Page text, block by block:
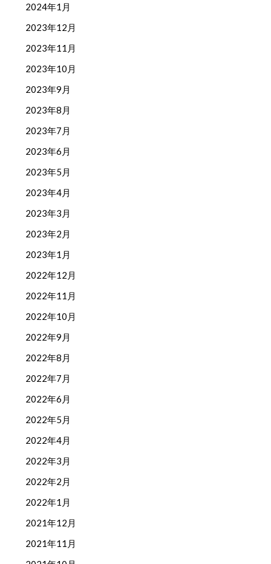
2024年1月
2023年12月
2023年11月
2023年10月
2023年9月
2023年8月
2023年7月
2023年6月
2023年5月
2023年4月
2023年3月
2023年2月
2023年1月
2022年12月
2022年11月
2022年10月
2022年9月
2022年8月
2022年7月
2022年6月
2022年5月
2022年4月
2022年3月
2022年2月
2022年1月
2021年12月
2021年11月